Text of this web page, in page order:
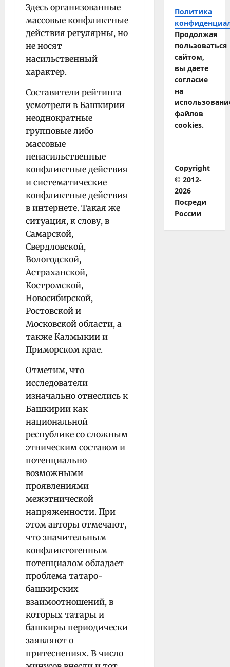
Здесь организованные
массовые конфликтные
действия регулярны, но
не носят
насильственный
характер.
Составители рейтинга
усмотрели в Башкирии
неоднократные
групповые либо
массовые
ненасильственные
конфликтные действия
и систематические
конфликтные действия
в интернете. Такая же
ситуация, к слову, в
Самарской,
Свердловской,
Вологодской,
Астраханской,
Костромской,
Новосибирской,
Ростовской и
Московской области, а
также Калмыкии и
Приморском крае.
Отметим, что
исследователи
изначально отнеслись к
Башкирии как
национальной
республике со сложным
этническим составом и
потенциально
возможными
проявлениями
межэтнической
напряженности. При
этом авторы отмечают,
что значительным
конфликтогенным
потенциалом обладает
проблема татаро-
башкирских
взаимоотношений, в
которых татары и
башкиры периодически
заявляют о
притеснениях. В число
Политика
Продолжая
пользоваться
сайтом,
вы даете
согласие
на
файлов
cookies.
Copyright
© 2012-
2026
Посреди
России